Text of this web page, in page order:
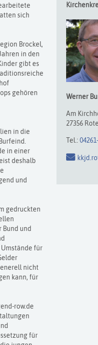
sich
Brockel,
in den
gibt es
gehören
in die
in einer
deshalb
und
gedruckten
Bund und
für
nicht
kann, für
row.de
für
Werner
Am
27356
Tel.: